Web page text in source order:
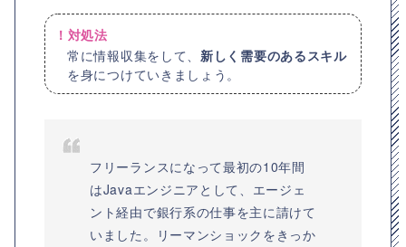
！対処法
常に情報収集をして、 新しく需要のあるスキル
を身につけていきましょう。
フリーランスになって最初の10年間
はJavaエンジニアとして、エージェ
ント経由で銀行系の仕事を主に請けて
いました。リーマンショックをきっか